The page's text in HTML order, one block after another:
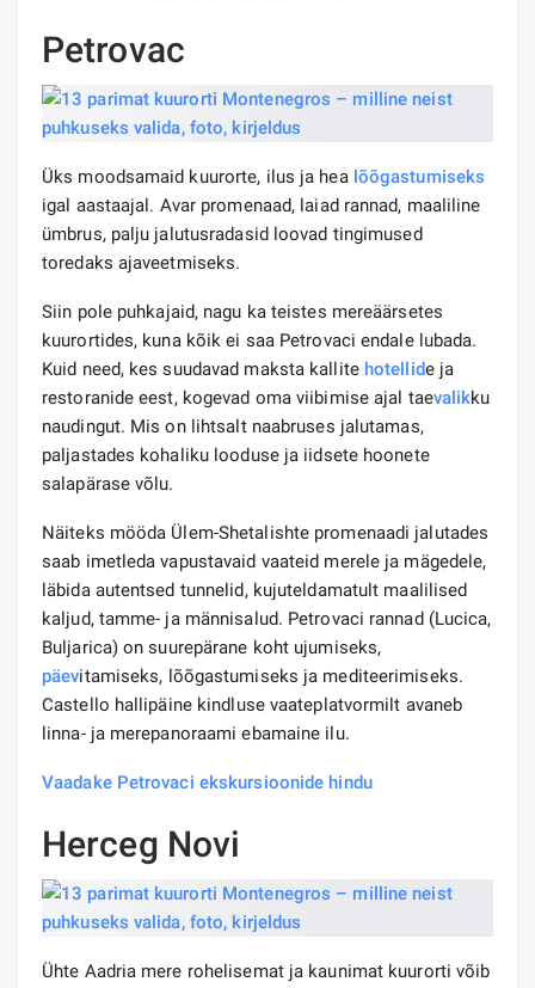
Petrovac
Üks moodsamaid kuurorte, ilus ja hea lõõgastumiseks
igal aastaajal. Avar promenaad, laiad rannad, maaliline
ümbrus, palju jalutusradasid loovad tingimused
toredaks ajaveetmiseks.
Siin pole puhkajaid, nagu ka teistes mereäärsetes
kuurortides, kuna kõik ei saa Petrovaci endale lubada.
Kuid need, kes suudavad maksta kallite hotellide ja
restoranide eest, kogevad oma viibimise ajal taevalikku
naudingut. Mis on lihtsalt naabruses jalutamas,
paljastades kohaliku looduse ja iidsete hoonete
salapärase võlu.
Näiteks mööda Ülem-Shetalishte promenaadi jalutades
saab imetleda vapustavaid vaateid merele ja mägedele,
läbida autentsed tunnelid, kujuteldamatult maalilised
kaljud, tamme- ja männisalud. Petrovaci rannad (Lucica,
Buljarica) on suurepärane koht ujumiseks,
päevitamiseks, lõõgastumiseks ja mediteerimiseks.
Castello hallipäine kindluse vaateplatvormilt avaneb
linna- ja merepanoraami ebamaine ilu.
Vaadake Petrovaci ekskursioonide hindu
Herceg Novi
Ühte Aadria mere rohelisemat ja kaunimat kuurorti võib